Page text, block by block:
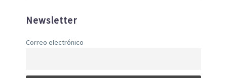
Newsletter
Correo electrónico